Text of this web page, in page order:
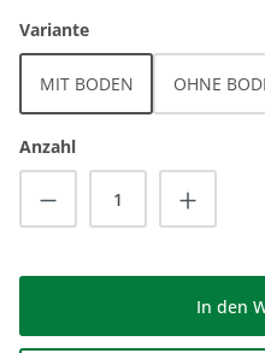
Varianteauswählen
MIT BODEN OHNE
Anzahl
Produkt Anzahl:
In den